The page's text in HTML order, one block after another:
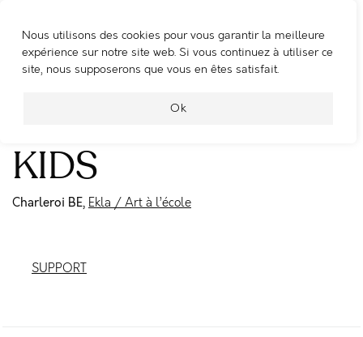
Nous utilisons des cookies pour vous garantir la meilleure
expérience sur notre site web. Si vous continuez à utiliser ce
site, nous supposerons que vous en êtes satisfait.
Ok
WOOSHING MACHINE
The magnificent
KIDS
Charleroi BE, Ekla / Art à l’école
SUPPORT